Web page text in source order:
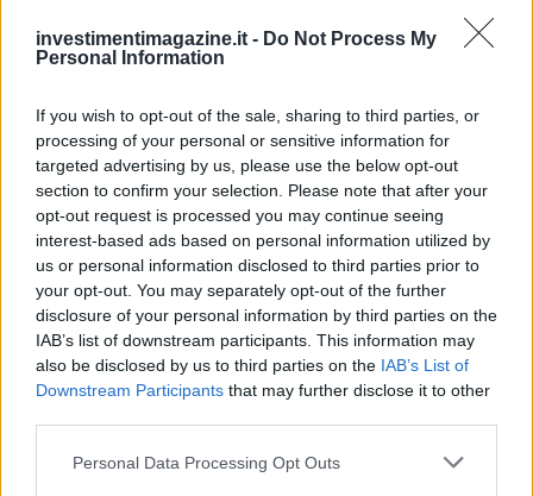
investimentimagazine.it - Do Not Process My
Personal Information
If you wish to opt-out of the sale, sharing to third parties, or
processing of your personal or sensitive information for
targeted advertising by us, please use the below opt-out
section to confirm your selection. Please note that after your
opt-out request is processed you may continue seeing
interest-based ads based on personal information utilized by
us or personal information disclosed to third parties prior to
your opt-out. You may separately opt-out of the further
disclosure of your personal information by third parties on the
IAB’s list of downstream participants. This information may
also be disclosed by us to third parties on the IAB’s List of
Downstream Participants that may further disclose it to other
Please note that this website/app uses one or more Google
Personal Data Processing Opt Outs
Continua a leggere
NEWS